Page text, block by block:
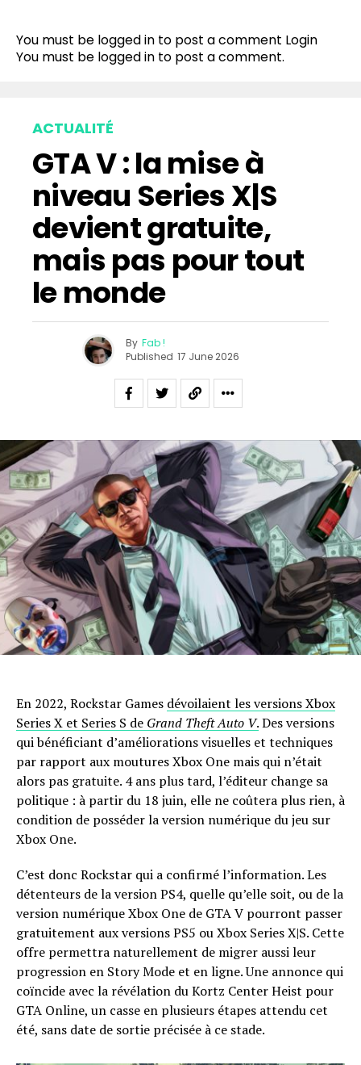
You must be logged in to post a comment Login
You must be logged in to post a comment.
ACTUALITÉ
GTA V : la mise à
niveau Series X|S
devient gratuite,
mais pas pour tout
le monde
By Fab !
Published 17 June 2026
En 2022, Rockstar Games dévoilaient les versions Xbox
Series X et Series S de Grand Theft Auto V.Des versions
qui bénéficiant d’améliorations visuelles et techniques
par rapport aux moutures Xbox One mais qui n’était
alors pas gratuite. 4 ans plus tard, l’éditeur change sa
politique : à partir du 18 juin, elle ne coûtera plus rien, à
condition de posséder la version numérique du jeu sur
Xbox One.
C’est donc Rockstar qui a confirmé l’information. Les
détenteurs de la version PS4, quelle qu’elle soit, ou de la
version numérique Xbox One de GTA V pourront passer
gratuitement aux versions PS5 ou Xbox Series X|S. Cette
offre permettra naturellement de migrer aussi leur
progression en Story Mode et en ligne. Une annonce qui
coïncide avec la révélation du Kortz Center Heist pour
GTA Online, un casse en plusieurs étapes attendu cet
été, sans date de sortie précisée à ce stade.